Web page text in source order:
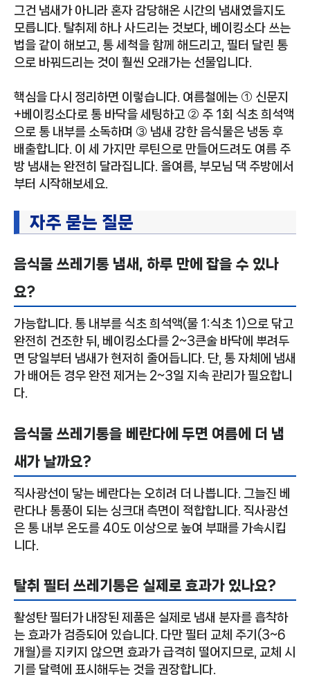
그건 냄새가 아니라 혼자 감당해온 시간의 냄새였을지도
모릅니다. 탈취제 하나 사드리는 것보다, 베이킹소다 쓰는
법을 같이 해보고, 통 세척을 함께 해드리고, 필터 달린 통
으로 바꿔드리는 것이 훨씬 오래가는 선물입니다.
핵심을 다시 정리하면 이렇습니다. 여름철에는 ① 신문지
+베이킹소다로 통 바닥을 세팅하고 ② 주 1회 식초 희석액
으로 통 내부를 소독하며 ③ 냄새 강한 음식물은 냉동 후
배출합니다. 이 세 가지만 루틴으로 만들어드려도 여름 주
방 냄새는 완전히 달라집니다. 올여름, 부모님 댁 주방에서
부터 시작해보세요.
자주 묻는 질문
음식물 쓰레기통 냄새, 하루 만에 잡을 수 있나
요?
가능합니다. 통 내부를 식초 희석액(물 1:식초 1)으로 닦고
완전히 건조한 뒤, 베이킹소다를 2~3큰술 바닥에 뿌려두
면 당일부터 냄새가 현저히 줄어듭니다. 단, 통 자체에 냄새
가 배어든 경우 완전 제거는 2~3일 지속 관리가 필요합니
다.
음식물 쓰레기통을 베란다에 두면 여름에 더 냄
새가 날까요?
직사광선이 닿는 베란다는 오히려 더 나쁩니다. 그늘진 베
란다나 통풍이 되는 싱크대 측면이 적합합니다. 직사광선
은 통 내부 온도를 40도 이상으로 높여 부패를 가속시킵
니다.
탈취 필터 쓰레기통은 실제로 효과가 있나요?
활성탄 필터가 내장된 제품은 실제로 냄새 분자를 흡착하
는 효과가 검증되어 있습니다. 다만 필터 교체 주기(3~6
개월)를 지키지 않으면 효과가 급격히 떨어지므로, 교체 시
기를 달력에 표시해두는 것을 권장합니다.